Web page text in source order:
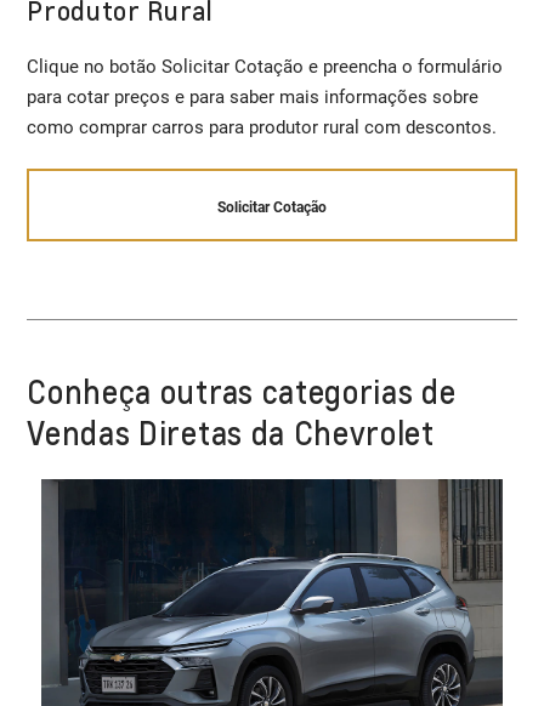
Produtor Rural
Clique no botão Solicitar Cotação e preencha o formulário
para cotar preços e para saber mais informações sobre
como comprar carros para produtor rural com descontos.
Solicitar Cotação
Conheça outras categorias de
Vendas Diretas da Chevrolet